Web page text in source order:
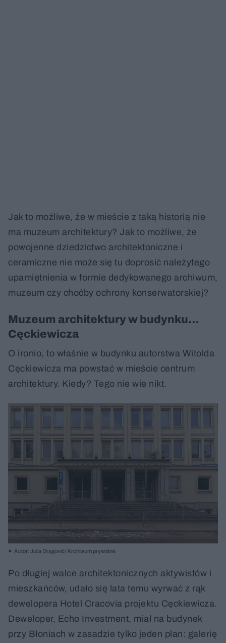
Jak to możliwe, że w mieście z taką historią nie
ma muzeum architektury? Jak to możliwe, że
powojenne dziedzictwo architektoniczne i
ceramiczne nie może się tu doprosić należytego
upamiętnienia w formie dedykowanego archiwum,
muzeum czy choćby ochrony konserwatorskiej?
Muzeum architektury w budynku…
Cęckiewicza
O ironio, to właśnie w budynku autorstwa Witolda
Cęckiewicza ma powstać w mieście centrum
architektury. Kiedy? Tego nie wie nikt.
Autor: Julia Dragović/ Archiwum prywatne
Po długiej walce architektonicznych aktywistów i
mieszkańców, udało się lata temu wyrwać z rąk
dewelopera Hotel Cracovia projektu Cęckiewicza.
Deweloper, Echo Investment, miał na budynek
przy Błoniach w zasadzie tylko jeden plan: galerię